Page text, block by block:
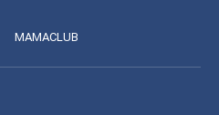
MAMACLUB